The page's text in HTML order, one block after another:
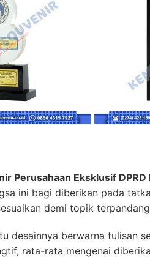
Perusahaan Eksklusif
ini bagi diberikan pada
demi topik
desainnya berwarna tulisan
rata-rata mengenai